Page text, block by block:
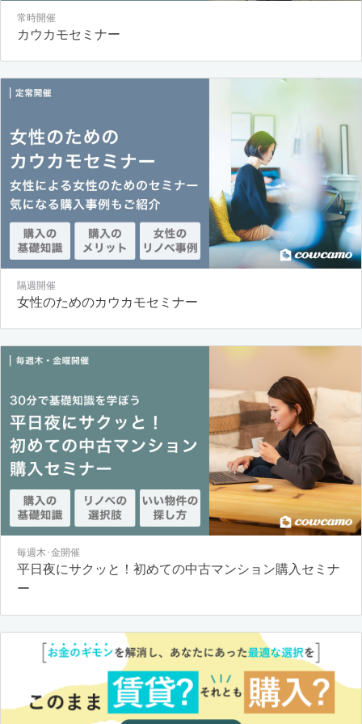
常時開催
カウカモセミナー
隔週開催
女性のためのカウカモセミナー
毎週木･金開催
平日夜にサクッと！初めての中古マンション購入セミナ
ー